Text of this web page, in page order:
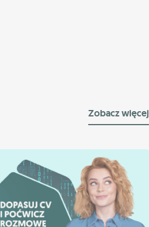
Zobacz więcej